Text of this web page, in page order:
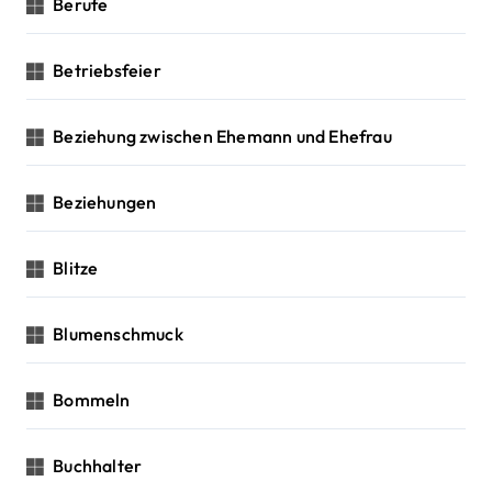
Berufe
Betriebsfeier
Beziehung zwischen Ehemann und Ehefrau
Beziehungen
Blitze
Blumenschmuck
Bommeln
Buchhalter